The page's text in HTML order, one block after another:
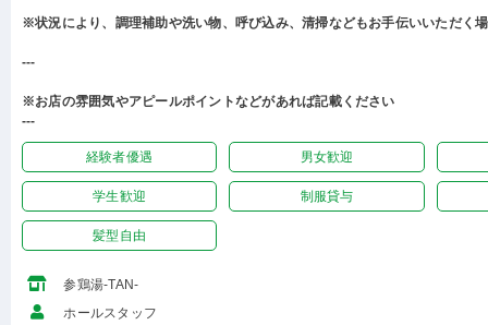
※状況により、調理補助や洗い物、呼び込み、清掃などもお手伝いいただく
---
※お店の雰囲気やアピールポイントなどがあれば記載ください
---
経験者優遇 男女歓迎
学生歓迎 制服貸与
髪型自由
参鶏湯-TAN-
ホールスタッフ